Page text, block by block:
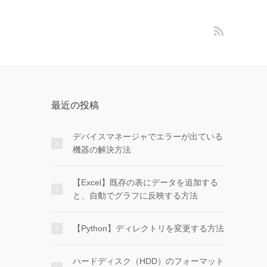
最近の投稿
デバイスマネージャでエラーが出ている
機器の解決方法
【Excel】既存の表にデータを追加する
と、自動でグラフに反映する方法
【Python】ディレクトリを変更する方法
ハードディスク（HDD）のフォーマット